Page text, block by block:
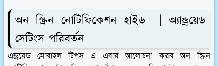
অন স্ক্রিন নোটিফিকেশন হাইড | অ্যান্ড্রয়েড
সেটিংস পরিবর্তন
এন্ড্রয়েড মোবাইল টিপস এ এবার আলোচনা করব অন স্ক্রিন